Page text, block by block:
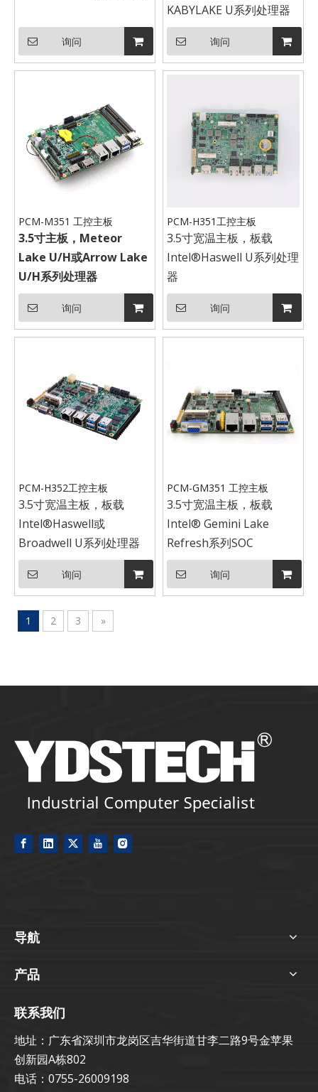
询问
KABYLAKE U系列处理器
询问
PCM-M351 工控主板
3.5寸主板，Meteor
Lake U/H或Arrow Lake
U/H系列处理器
询问
PCM-H351工控主板
3.5寸宽温主板，板载
Intel®Haswell U系列处理
器
询问
PCM-H352工控主板
3.5寸宽温主板，板载
Intel®Haswell或
Broadwell U系列处理器
询问
PCM-GM351 工控主板
3.5寸宽温主板，板载
Intel® Gemini Lake
Refresh系列SOC
询问
1 2 3 »
导航
产品
联系我们
地址：广东省深圳市龙岗区吉华街道甘李二路9号金苹果
创新园A栋802
电话：0755-26009198